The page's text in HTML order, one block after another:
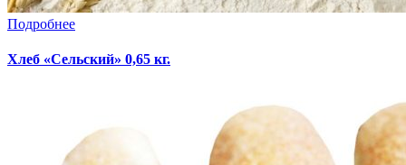
Подробнее
Хлеб «Сельский» 0,65 кг.